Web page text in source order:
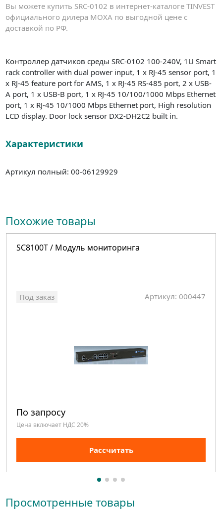
Вы можете купить SRC-0102 в интернет-каталоге TINVEST
официального дилера MOXA по выгодной цене с
доставкой по РФ.
Контроллер датчиков среды SRC-0102 100-240V, 1U Smart
rack controller with dual power input, 1 x RJ-45 sensor port, 1
x RJ-45 feature port for AMS, 1 x RJ-45 RS-485 port, 2 x USB-
A port, 1 x USB-B port, 1 x RJ-45 10/100/1000 Mbps Ethernet
port, 1 x RJ-45 10/1000 Mbps Ethernet port, High resolution
LCD display. Door lock sensor DX2-DH2C2 built in.
Характеристики
Артикул полный: 00-06129929
Похожие товары
SC8100T / Модуль мониторинга
Под заказ Артикул: 000447
По запросу
Цена включает НДС 20%
Рассчитать
Просмотренные товары